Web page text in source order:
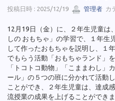
投稿日時 : 2025/12/19 管理者 カ
12月19日（金）に、２年生児童は
しの おもちゃ」の学習で、１年生
して作ったおもちゃを説明し、１
でもらう活動「おもちゃランド」
「トコトコ動物」「こままわし」
ール」の５つの班に分かれて活動
ことができ、２年生児童は、達成
流授業の成果を上げることができま